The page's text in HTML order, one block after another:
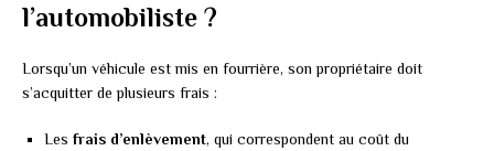
l’automobiliste ?
Lorsqu’un véhicule est mis en fourrière, son propriétaire doit
s’acquitter de plusieurs frais :
Les frais d’enlèvement, qui correspondent au coût du